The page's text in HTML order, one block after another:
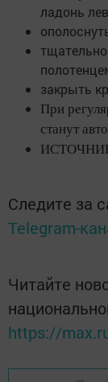
ладонь
закрыть
При
станут
Следите за
Telegram-
Читайте
https://